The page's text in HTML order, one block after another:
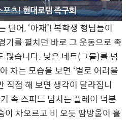
단어, ‘아재’! 복학생 형님들이
기를 펼치던 바로 그 운동으로 족
많습니다. 낮은 네트(그물)를 넘
차는 모습을 보면 ‘별로 어려울
직접 해 보면 생각이 달라집니
속 스피드 넘치는 플레이 덕분
이 차오르고 비 오듯 땀방울이 흘